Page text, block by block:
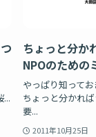
...
ちょっと分か
NPOのための
やっぱり知ってお
ちょっと分かれ
要...
2011年10月25日